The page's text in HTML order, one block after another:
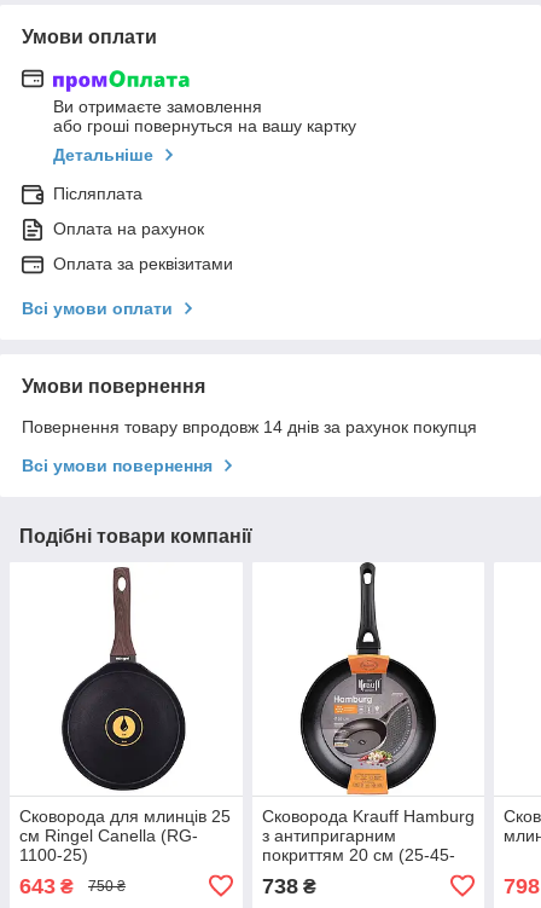
Умови оплати
Ви отримаєте замовлення
або гроші повернуться на вашу картку
Детальніше
Післяплата
Оплата на рахунок
Оплата за реквізитами
Всі умови оплати
Умови повернення
Повернення товару впродовж 14 днів за рахунок покупця
Всі умови повернення
Подібні товари компанії
Сковорода для млинців 25
см Ringel Canella (RG-
1100-25)
643 ₴ 750 ₴
Сковорода Krauff Hamburg
з антипригарним
покриттям 20 см (25-45-
738₴ 798